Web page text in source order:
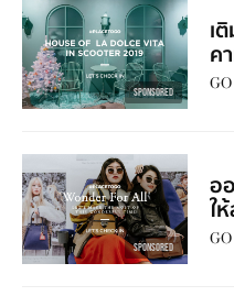
SPONSORED
เ
ค
GO
SPONSORED
อ
ใ
GO